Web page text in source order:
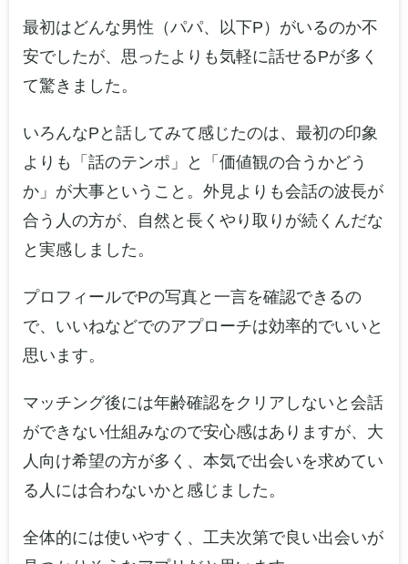
最初はどんな男性（パパ、以下P）がいるのか不
安でしたが、思ったよりも気軽に話せるPが多く
て驚きました。
いろんなPと話してみて感じたのは、最初の印象
よりも「話のテンポ」と「価値観の合うかどう
か」が大事ということ。外見よりも会話の波長が
合う人の方が、自然と長くやり取りが続くんだな
と実感しました。
プロフィールでPの写真と一言を確認できるの
で、いいねなどでのアプローチは効率的でいいと
思います。
マッチング後には年齢確認をクリアしないと会話
ができない仕組みなので安心感はありますが、大
人向け希望の方が多く、本気で出会いを求めてい
る人には合わないかと感じました。
全体的には使いやすく、工夫次第で良い出会いが